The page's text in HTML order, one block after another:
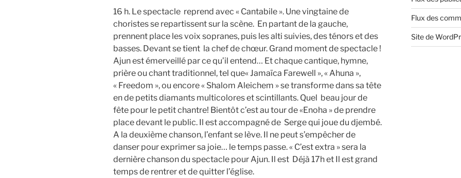
16 h. Le spectacle reprend avec « Cantabile ». Une vingtaine de
choristes se repartissent sur la scène. En partant de la gauche,
prennent place les voix sopranes, puis les alti suivies, des ténors et des
basses. Devant se tient la chef de chœur. Grand moment de spectacle !
Ajun est émerveillé par ce qu’il entend… Et chaque cantique, hymne,
prière ou chant traditionnel, tel que« Jamaïca Farewell », « Ahuna »,
« Freedom », ou encore « Shalom Aleichem » se transforme dans sa tête
en de petits diamants multicolores et scintillants. Quel beau jour de
fête pour le petit chantre! Bientôt c’est au tour de «Enoha » de prendre
place devant le public. Il est accompagné de Serge qui joue du djembé.
A la deuxième chanson, l’enfant se lève. Il ne peut s’empêcher de
danser pour exprimer sa joie… le temps passe. « C’est extra » sera la
dernière chanson du spectacle pour Ajun. Il est Déjà 17h et Il est grand
temps de rentrer et de quitter l’église.
Flux des
Site de